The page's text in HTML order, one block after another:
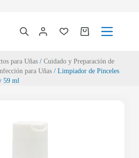
para Uñas/ Cuidado y Preparación de
para Uñas/ Limpiador de Pinceles
59 ml